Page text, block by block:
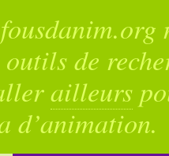
de
ailleurs
d’animation.